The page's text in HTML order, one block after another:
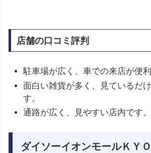
店舗の口コミ評判
駐車場が広く、車での来店が便利
面白い雑貨が多く、見ているだ
す。
通路が広く、見やすい店内です。
ダイソーイオンモールＫＹ